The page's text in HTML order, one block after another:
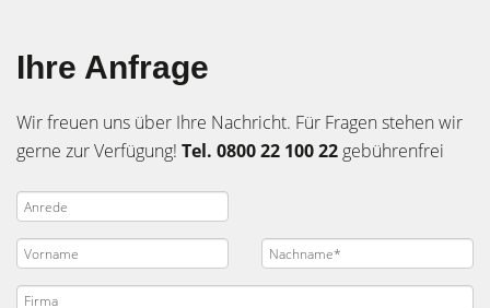
Ihre Anfrage
Wir freuen uns über Ihre Nachricht. Für Fragen stehen wir
gerne zur Verfügung! Tel. 0800 22 100 22 gebührenfrei